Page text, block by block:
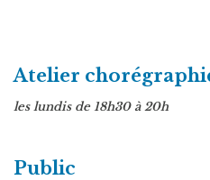
Atelier
les lundis de 18h30 à 20h
Public